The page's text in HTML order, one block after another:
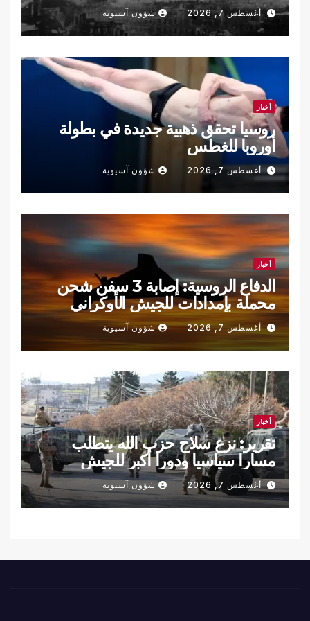
أغسطس 7, 2026 شؤون آسيوية
أخبار
روسيا تحقق ذهبية جديدة في بطولة
أوروبا للغطس
أغسطس 7, 2026 شؤون آسيوية
أخبار
الدفاع الروسية: إصابة 3 سفن شحن
محملة بإمدادات للجيش الأوكراني
أغسطس 7, 2026 شؤون آسيوية
أخبار
تقرير: نزع سلاح حزب الله يتطلب
مسارا سياسيا ودورا أكبر للجيش
اللبناني
أغسطس 7, 2026 شؤون آسيوية